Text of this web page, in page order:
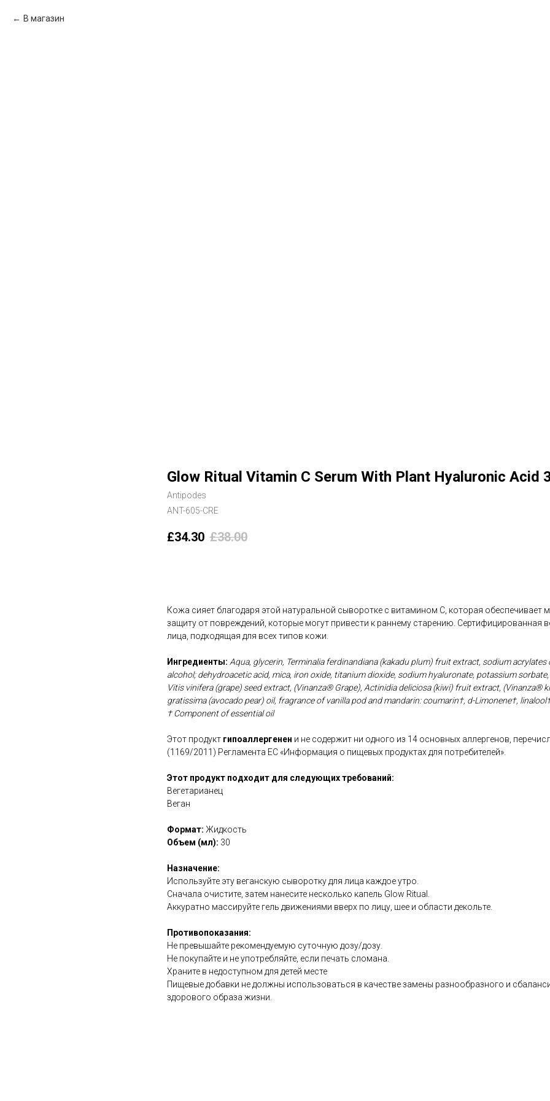
В магазин
Glow Ritual Vitamin C Serum With Plant Hyaluronic Acid
Antipodes
ANT-605-CRE
£34.30 £38.00
Кожа сияет благодаря этой натуральной сыворотке с витамином С, которая обеспечивает
защиту от повреждений, которые могут привести к раннему старению. Сертифицированная
лица, подходящая для всех типов кожи.
Ингредиенты: Aqua, glycerin, Terminalia ferdinandiana (kakadu plum) fruit extract, sodium
alcohol; dehydroacetic acid, mica, iron oxide, titanium dioxide, sodium hyaluronate, potassium
Vitis vinifera (grape) seed extract, (Vinanza® Grape), Actinidia deliciosa (kiwi) fruit extract, (Vinanza®
gratissima (avocado pear) oil, fragrance of vanilla pod and mandarin: coumarin†, d-Limonene†,
† Component of essential oil
Этот продукт гипоаллергенен и не содержит ни одного из 14 основных аллергенов,
(1169/2011) Регламента ЕС «Информация о пищевых продуктах для потребителей».
Этот продукт подходит для следующих требований:
Вегетарианец
Веган
Формат: Жидкость
Объем (мл): 30
Назначение:
Используйте эту веганскую сыворотку для лица каждое утро.
Сначала очистите, затем нанесите несколько капель Glow Ritual.
Аккуратно массируйте гель движениями вверх по лицу, шее и области декольте.
Противопоказания:
Не превышайте рекомендуемую суточную дозу/дозу.
Не покупайте и не употребляйте, если печать сломана.
Храните в недоступном для детей месте
Пищевые добавки не должны использоваться в качестве замены разнообразного и
здорового образа жизни.